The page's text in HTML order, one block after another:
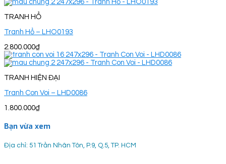
TRANH HỔ
Tranh Hổ – LHO0193
2.800.000₫
TRANH HIỆN ĐẠI
Tranh Con Voi – LHD0086
1.800.000₫
Bạn vừa xem
Địa chỉ: 51 Trần Nhân Tôn, P.9, Q.5, TP. HCM